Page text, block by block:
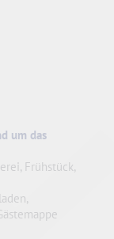
um das
Frühstück,